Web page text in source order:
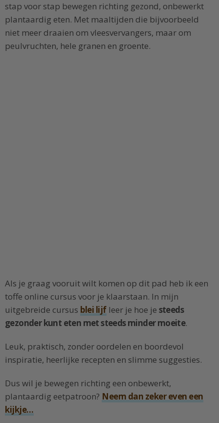
stap voor stap bewegen richting gezond, onbewerkt
plantaardig eten. Met maaltijden die bijvoorbeeld
niet meer draaien om vleesvervangers, maar om
peulvruchten, hele granen en groente.
Als je graag vooruit wilt komen op dit pad heb ik een
toffe online cursus voor je klaarstaan. In mijn
uitgebreide cursus blei lijfleer je hoe je steeds
gezonder kunt eten met steeds minder moeite.
Leuk, praktisch, zonder oordelen en boordevol
inspiratie, heerlijke recepten en slimme suggesties.
Dus wil je bewegen richting een onbewerkt,
plantaardig eetpatroon? Neem dan zeker even een
kijkje…